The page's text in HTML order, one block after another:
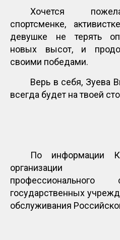
Хочется
спортсменке,
девушке не терять
новых высот, и
своими победами.
Верь в себя, Зуева
всегда будет на твоей
По информации
организации
государственных
обслуживания